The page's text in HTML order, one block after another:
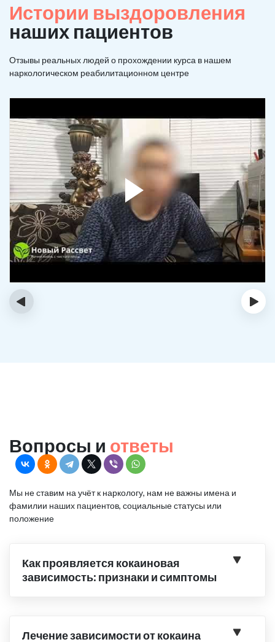
Истории выздоровления
наших пациентов
Отзывы реальных людей о прохождении курса в нашем
наркологическом реабилитационном центре
‹ ›
Вопросы и ответы
Мы не ставим на учёт к наркологу, нам не важны имена и
фамилии наших пациентов, социальные статусы или
положение
Как проявляется кокаиновая
зависимость: признаки и симптомы
Лечение зависимости от кокаина